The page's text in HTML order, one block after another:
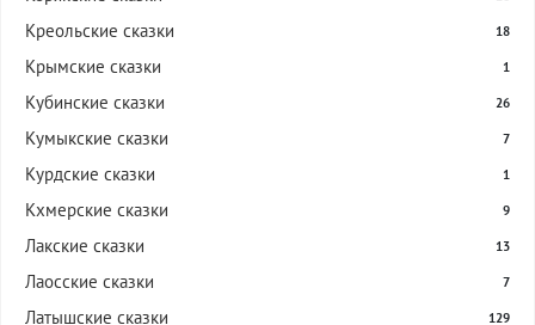
Креольские сказки 18
Крымские сказки 1
Кубинские сказки 26
Кумыкские сказки 7
Курдские сказки 1
Кхмерские сказки 9
Лакские сказки 13
Лаосские сказки 7
Латышские сказки 129